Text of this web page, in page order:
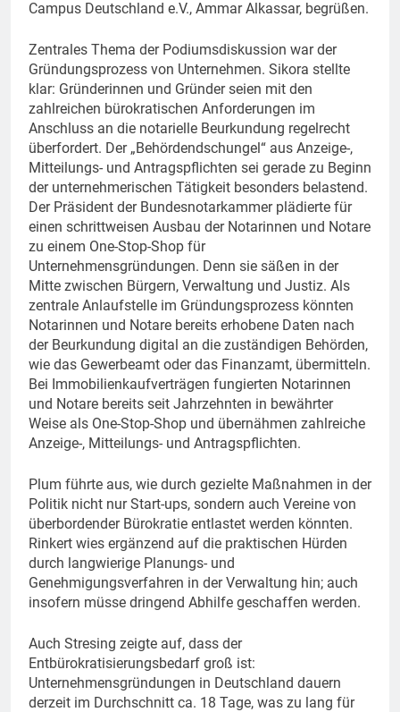
Campus Deutschland e.V., Ammar Alkassar, begrüßen.
Zentrales Thema der Podiumsdiskussion war der
Gründungsprozess von Unternehmen. Sikora stellte
klar: Gründerinnen und Gründer seien mit den
zahlreichen bürokratischen Anforderungen im
Anschluss an die notarielle Beurkundung regelrecht
überfordert. Der „Behördendschungel“ aus Anzeige-,
Mitteilungs- und Antragspflichten sei gerade zu Beginn
der unternehmerischen Tätigkeit besonders belastend.
Der Präsident der Bundesnotarkammer plädierte für
einen schrittweisen Ausbau der Notarinnen und Notare
zu einem One-Stop-Shop für
Unternehmensgründungen. Denn sie säßen in der
Mitte zwischen Bürgern, Verwaltung und Justiz. Als
zentrale Anlaufstelle im Gründungsprozess könnten
Notarinnen und Notare bereits erhobene Daten nach
der Beurkundung digital an die zuständigen Behörden,
wie das Gewerbeamt oder das Finanzamt, übermitteln.
Bei Immobilienkaufverträgen fungierten Notarinnen
und Notare bereits seit Jahrzehnten in bewährter
Weise als One-Stop-Shop und übernähmen zahlreiche
Anzeige-, Mitteilungs- und Antragspflichten.
Plum führte aus, wie durch gezielte Maßnahmen in der
Politik nicht nur Start-ups, sondern auch Vereine von
überbordender Bürokratie entlastet werden könnten.
Rinkert wies ergänzend auf die praktischen Hürden
durch langwierige Planungs- und
Genehmigungsverfahren in der Verwaltung hin; auch
insofern müsse dringend Abhilfe geschaffen werden.
Auch Stresing zeigte auf, dass der
Entbürokratisierungsbedarf groß ist:
Unternehmensgründungen in Deutschland dauern
derzeit im Durchschnitt ca. 18 Tage, was zu lang für